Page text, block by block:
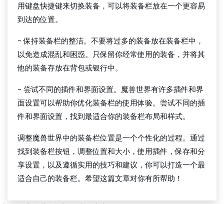
用键盘快捷键来切换装备，可以将装备栏放在一个更容易
到达的位置。
- 保持装备栏的整洁。不要将过多的装备放在装备栏中，
以免造成混乱和困惑。只保留你经常使用的装备，并将其
他的装备存放在背包或银行中。
- 尝试不同的插件和界面设置。魔兽世界有许多插件和界
面设置可以帮助你优化装备栏的使用体验。尝试不同的插
件和界面设置，找到最适合你的装备栏布局和样式。
调整魔兽世界中的装备栏位置是一个个性化的过程。通过
找到装备栏按钮，调整位置和大小，使用插件，保存和分
享设置，以及遵循实用的技巧和建议，你可以打造一个最
适合自己的装备栏。希望这篇文章对你有所帮助！